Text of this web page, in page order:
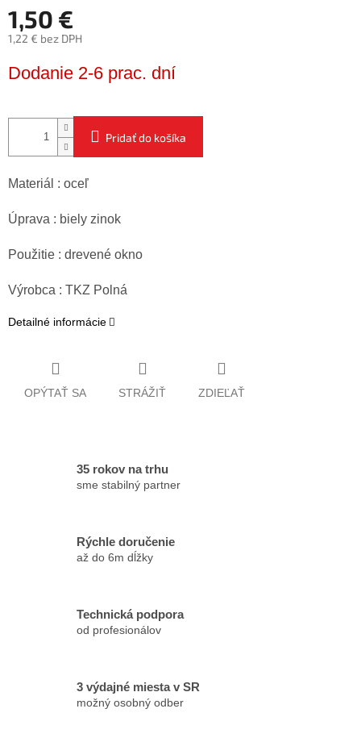
1,50 €
1,22 € bez DPH
cena:
Dodanie 2-6 prac. dní
Pridať do košíka
Materiál : oceľ
Úprava : biely zinok
Použitie : drevené okno
Výrobca : TKZ Polná
Detailné informácie
OPÝTAŤ SA STRÁŽIŤ ZDIEĽAŤ
35 rokov na trhu
sme stabilný partner
Rýchle doručenie
až do 6m dĺžky
Technická podpora
od profesionálov
3 výdajné miesta v SR
možný osobný odber